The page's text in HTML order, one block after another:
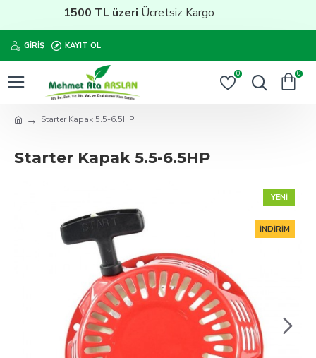
1500 TL üzeriÜcretsiz Kargo
GIRIŞ KAYIT OL
0 0
Starter Kapak 5.5-6.5HP
Starter Kapak 5.5-6.5HP
YENI
İNDIRIM